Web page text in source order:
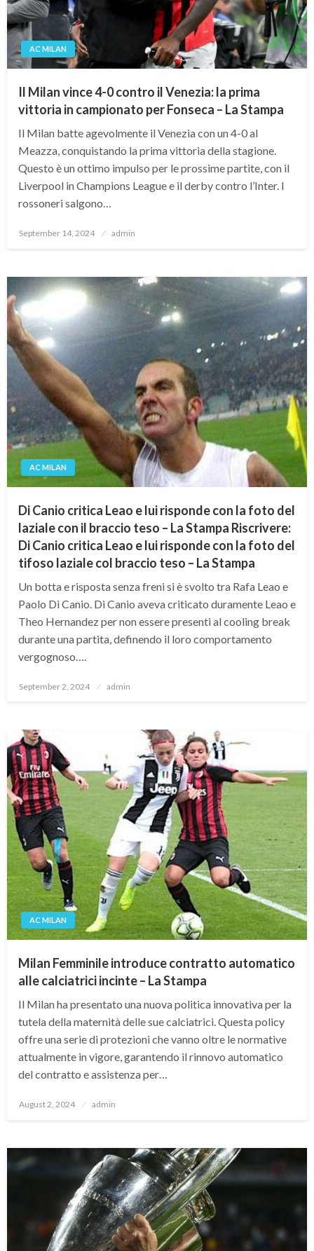
AC MILAN
Il Milan vince 4-0 contro il Venezia: la prima
vittoria in campionato per Fonseca – La Stampa
Il Milan batte agevolmente il Venezia con un 4-0 al
Meazza, conquistando la prima vittoria della stagione.
Questo è un ottimo impulso per le prossime partite, con il
Liverpool in Champions League e il derby contro l’Inter. I
rossoneri salgono…
Posted
September 14, 2024 admin
AC MILAN
Di Canio critica Leao e lui risponde con la foto del
laziale con il braccio teso – La Stampa Riscrivere:
Di Canio critica Leao e lui risponde con la foto del
tifoso laziale col braccio teso – La Stampa
Un botta e risposta senza freni si è svolto tra Rafa Leao e
Paolo Di Canio. Di Canio aveva criticato duramente Leao e
Theo Hernandez per non essere presenti al cooling break
durante una partita, definendo il loro comportamento
vergognoso….
Posted
September 2, 2024 admin
AC MILAN
Milan Femminile introduce contratto automatico
alle calciatrici incinte – La Stampa
Il Milan ha presentato una nuova politica innovativa per la
tutela della maternità delle sue calciatrici. Questa policy
offre una serie di protezioni che vanno oltre le normative
attualmente in vigore, garantendo il rinnovo automatico
del contratto e assistenza per…
Posted
August 2, 2024 admin